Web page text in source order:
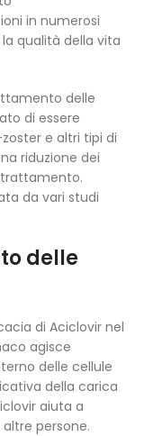
in numerosi
qualità della vita
delle
di essere
e altri tipi di
riduzione dei
trattamento.
da vari studi
delle
di Aciclovir nel
agisce
delle cellule
della carica
aiuta a
persone.